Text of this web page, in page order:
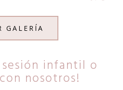
GALERÍA
sesión infantil o
nosotros!